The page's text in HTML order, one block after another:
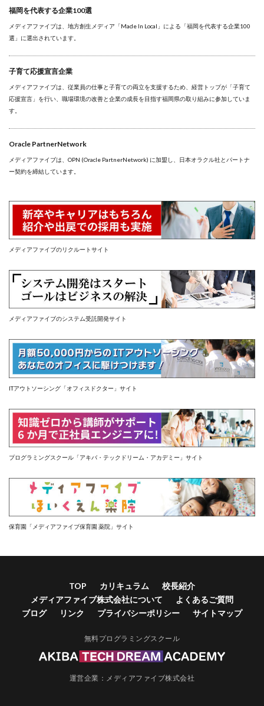
福岡を代表する企業100選
メディアファイブは、地方創生メディア「Made In Local」による「福岡を代表する企業100
選」に選出されています。
子育て応援宣言企業
メディアファイブは、従業員の仕事と子育ての両立を支援するため、経営トップが「子育て
応援宣言」を行い、職場環境の改善と企業の成長を目指す福岡県の取り組みに参加していま
す。
Oracle PartnerNetwork
メディアファイブは、OPN (Oracle PartnerNetwork) に加盟し、日本オラクル社とパートナ
ー契約を締結しています。
メディアファイブのリクルートサイト
メディアファイブのシステム受託開発サイト
ITアウトソーシング「オフィスドクター」サイト
プログラミングスクール「アキバ・テックドリーム・アカデミー」サイト
保育園「メディアファイブ保育園 薬院」サイト
TOP カリキュラム
校長紹介
メディアファイブ株式会社について
よくあるご質問
ブログ
リンク プライバシーポリシー サイトマップ
無料プログラミングスクール
運営企業： メディアファイブ株式会社